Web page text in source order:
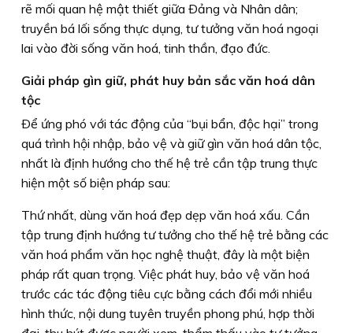
rẽ mối quan hệ mật thiết giữa Ðảng và Nhân dân;
truyền bá lối sống thực dụng, tư tưởng văn hoá ngoại
lai vào đời sống văn hoá, tinh thần, đạo đức.
Giải pháp gìn giữ, phát huy bản sắc văn hoá dân
tộc
Ðể ứng phó với tác động của “bụi bẩn, độc hại” trong
quá trình hội nhập, bảo vệ và giữ gìn văn hoá dân tộc,
nhất là định hướng cho thế hệ trẻ cần tập trung thực
hiện một số biện pháp sau:
Thứ nhất, dùng văn hoá đẹp dẹp văn hoá xấu. Cần
tập trung định hướng tư tưởng cho thế hệ trẻ bằng các
văn hoá phẩm văn học nghệ thuật, đây là một biện
pháp rất quan trọng. Việc phát huy, bảo vệ văn hoá
trước các tác động tiêu cực bằng cách đổi mới nhiều
hình thức, nội dung tuyên truyền phong phú, hợp thời